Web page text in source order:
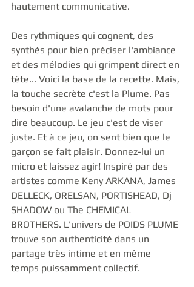
hautement communicative.
Des rythmiques qui cognent, des
synthés pour bien préciser l'ambiance
et des mélodies qui grimpent direct en
tête... Voici la base de la recette. Mais,
la touche secrète c'est la Plume. Pas
besoin d'une avalanche de mots pour
dire beaucoup. Le jeu c'est de viser
juste. Et à ce jeu, on sent bien que le
garçon se fait plaisir. Donnez-lui un
micro et laissez agir! Inspiré par des
artistes comme Keny ARKANA, James
DELLECK, ORELSAN, PORTISHEAD, Dj
SHADOW ou The CHEMICAL
BROTHERS. L'univers de POIDS PLUME
trouve son authenticité dans un
partage très intime et en même
temps puissamment collectif.